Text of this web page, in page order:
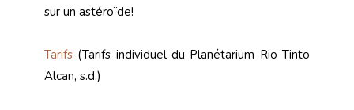
sur un astéroïde!
Tarifs (Tarifs individuel du Planétarium Rio Tinto
Alcan, s.d.)